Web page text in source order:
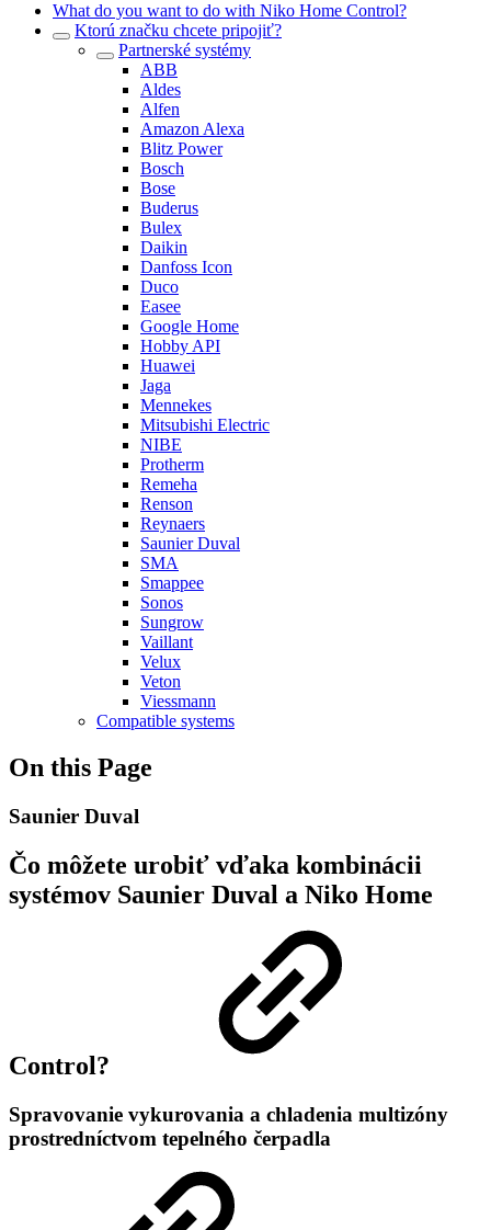
What do you want to do with Niko Home Control?
Ktorú značku chcete pripojiť?
Partnerské systémy
ABB
Aldes
Alfen
Amazon Alexa
Blitz Power
Bosch
Bose
Buderus
Bulex
Daikin
Danfoss Icon
Duco
Easee
Google Home
Hobby API
Huawei
Jaga
Mennekes
Mitsubishi Electric
NIBE
Protherm
Remeha
Renson
Reynaers
Saunier Duval
SMA
Smappee
Sonos
Sungrow
Vaillant
Velux
Veton
Viessmann
Compatible systems
On this Page
Saunier Duval
Čo môžete urobiť vďaka kombinácii
systémov Saunier Duval a Niko Home
Control?
Spravovanie vykurovania a chladenia multizóny
prostredníctvom tepelného čerpadla